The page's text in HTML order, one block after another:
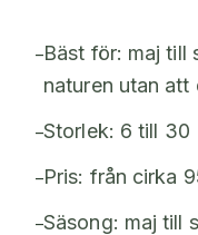
–Bäst för: maj till
naturen utan
–Storlek: 6 till 30
–Pris: från cirka
–Säsong: maj till